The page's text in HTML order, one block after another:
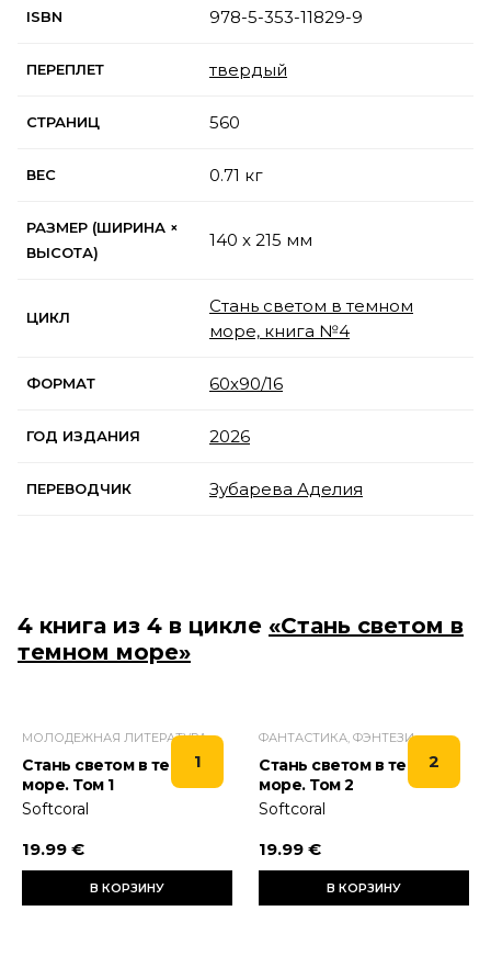
ISBN 978-5-353-11829-9
ПЕРЕПЛЕТ твердый
СТРАНИЦ 560
ВЕС 0.71 кг
РАЗМЕР (ШИРИНА ×
ВЫСОТА)
140 x 215 мм
ЦИКЛ
Стань светом в темном
море, книга №4
ФОРМАТ 60х90/16
ГОД ИЗДАНИЯ 2026
ПЕРЕВОДЧИК Зубарева Аделия
4 книга из 4 в цикле «Стань светом в
темном море»
1
МОЛОДЕЖНАЯ ЛИТЕРАТУРА
Стань светом в темном
море. Том 1
Softcoral
19.99 €
В КОРЗИНУ
2
ФАНТАСТИКА, ФЭНТЕЗИ
Стань светом в темном
море. Том 2
Softcoral
19.99 €
В КОРЗИНУ